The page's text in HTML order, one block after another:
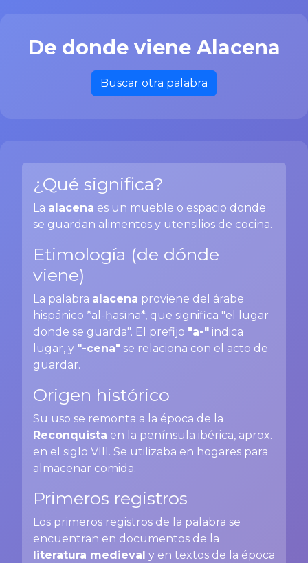
De donde viene Alacena
Buscar otra palabra
¿Qué significa?
La alacena es un mueble o espacio donde
se guardan alimentos y utensilios de cocina.
Etimología (de dónde
viene)
La palabra alacena proviene del árabe
hispánico *al-ḥasīna*, que significa "el lugar
donde se guarda". El prefijo "a-" indica
lugar, y "-cena" se relaciona con el acto de
guardar.
Origen histórico
Su uso se remonta a la época de la
Reconquista en la península ibérica, aprox.
en el siglo VIII. Se utilizaba en hogares para
almacenar comida.
Primeros registros
Los primeros registros de la palabra se
encuentran en documentos de la
literatura medieval y en textos de la época